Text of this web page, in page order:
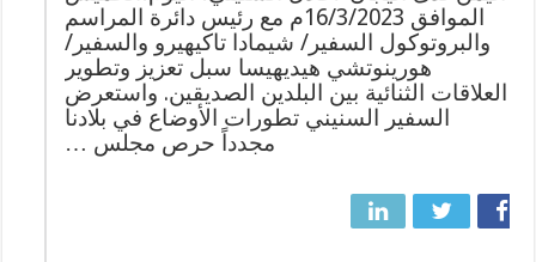
الموافق 16/3/2023م مع رئيس دائرة المراسم
والبروتوكول السفير/ شيمادا تاكيهيرو والسفير/
هورينوتشي هيديهيسا سبل تعزيز وتطوير
العلاقات الثنائية بين البلدين الصديقين. واستعرض
السفير السنيني تطورات الأوضاع في بلادنا
مجدداً حرص مجلس …